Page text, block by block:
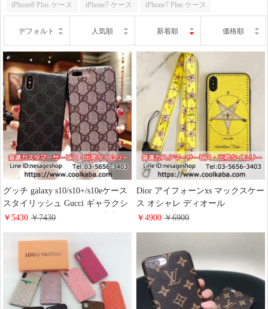
iPhone8 Plus ケース iPhone7 ケース iPhone7 Plus ケース
デフォルト 人気順 新着順 価格順
グッチ galaxy s10/s10+/s10eケース
スタイリッシュ Gucci ギャラクシ
ーnote8カバー ビジネス風 上品
ッチ スマホカバー 高品質
￥5430￥7430
Dior アイフォーンxs マックスケー
ス オシャレ ディオール
iphonexr/xs カバー ネックストラッ
スケース DIOR 海外通販 激安
￥4900￥6900